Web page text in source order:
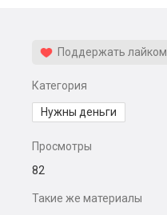
Поддержать лайком
Категория
Нужны деньги
Просмотры
82
Такие же материалы